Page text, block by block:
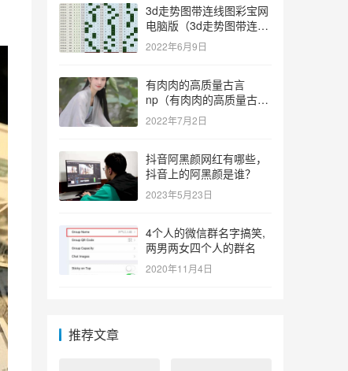
3d走势图带连线图彩宝网
电脑版（3d走势图带连线
图彩宝网手机版）
2022年6月9日
有肉肉的高质量古言
np（有肉肉的高质量古言
np推荐）
2022年7月2日
抖音阿黑颜网红有哪些，
抖音上的阿黑颜是谁？
2023年5月23日
4个人的微信群名字搞笑,
两男两女四个人的群名
2020年11月4日
推荐文章